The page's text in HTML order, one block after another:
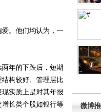
微博
。他们均认为，一
年的下跌后，短期
构较好、管理层比
实质上是对其年报
长类个股如银行等